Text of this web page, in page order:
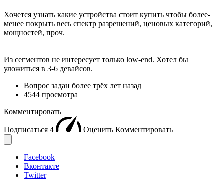
Хочется узнать какие устройства стоит купить чтобы более-
менее покрыть весь спектр разрешений, ценовых категорий,
мощностей, проч.
Из сегментов не интересует только low-end. Хотел бы
уложиться в 3-6 девайсов.
Вопрос задан более трёх лет назад
4544 просмотра
Комментировать
Подписаться 4 Оценить Комментировать
Facebook
Вконтакте
Twitter